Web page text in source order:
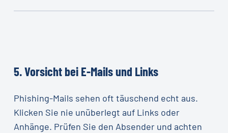
5.Vorsicht bei E-Mailsund Links
Phishing-Mails sehen oft täuschend echt aus.
Klicken Sie nie unüberlegt auf Links oder
Anhänge. Prüfen Sie den Absender und achten